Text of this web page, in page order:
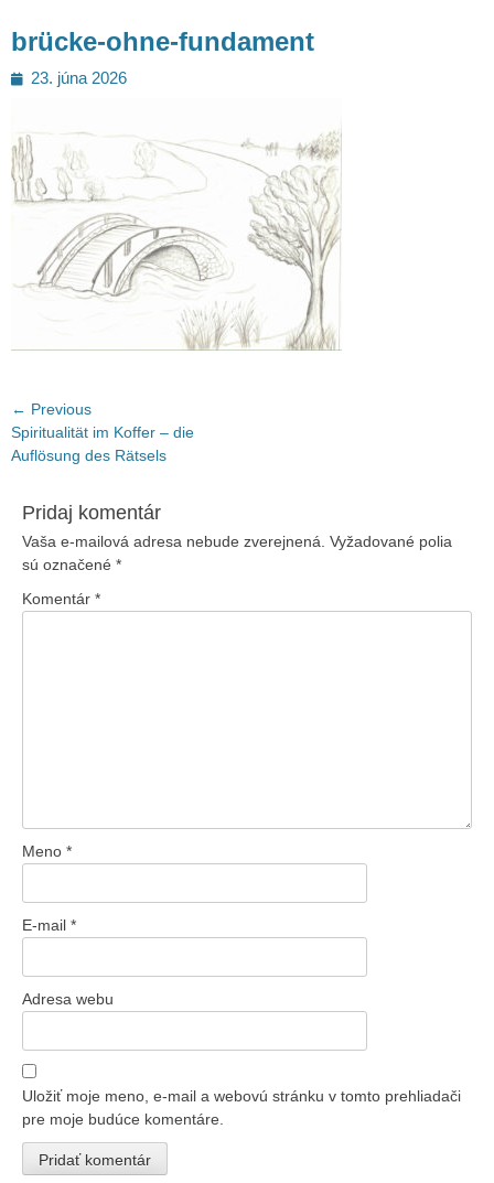
brücke-ohne-fundament
Posted
23. júna 2026
Navigácia
v
článku
← Previous
Previous
post:
Spiritualität im Koffer – die
Auflösung des Rätsels
Pridaj komentár
Vaša e-mailová adresa nebude zverejnená. Vyžadované polia
sú označené *
Komentár *
Meno *
E-mail *
Adresa webu
Uložiť moje meno, e-mail a webovú stránku v tomto prehliadači
pre moje budúce komentáre.